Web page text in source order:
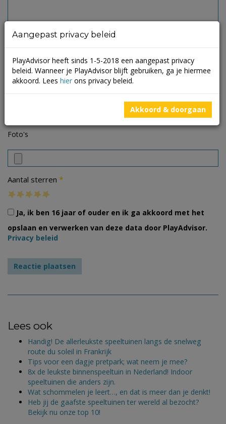
Foto's
Aantal sterren *
Ja, ik ben 16 jaar of ouder en ik ga akkoord met het
opslaan en verwerken van deze data door PlayAdvisor.
Privacy beleid
Lees ook
Handig! De allerleukste speeltuinen langs de snelweg
route du soleil in Frankrijk
Tips voor een dagje pretpark; wat neem je mee?
8x de leukste binnenspeeltuin in Nederland! Indoor
speeltuinen die anders zijn.
Wat schommelen je leert…, en dat is meer dan je denkt!
Heb jij de gaafste speeltuinen ter wereld al bezocht?
Bekijk nu onze top 10!
Aangepast privacy beleid
PlayAdvisor heeft sinds 1-5-2018 een aangepast privacy
beleid. Wanneer je PlayAdvisor blijft gebruiken, ga je hiermee
akkoord. Lees hier ons privacy beleid.
Akkoord & doorgaan